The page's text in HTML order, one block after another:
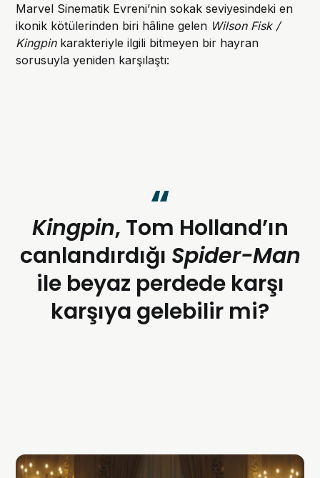
Marvel Sinematik Evreni’nin sokak seviyesindeki en
ikonik kötülerinden biri hâline gelen Wilson Fisk /
Kingpin karakteriyle ilgili bitmeyen bir hayran
sorusuyla yeniden karşılaştı:
Kingpin, Tom Holland’ın
canlandırdığı Spider-Man
ile beyaz perdede karşı
karşıya gelebilir mi?